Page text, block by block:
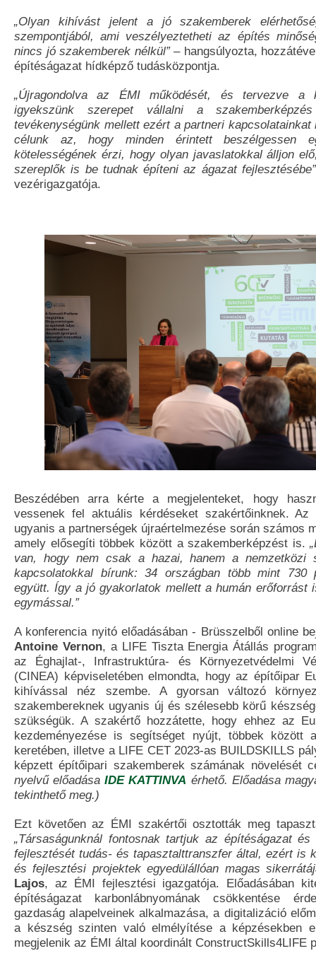
„Olyan kihívást jelent a jó szakemberek
szempontjából, ami veszélyeztetheti az építés
nincs jó szakemberek nélkül”– hangsúlyozta,
építéságazat hídképző tudásközpontja.
„Újragondolva az ÉMI működését, és tervezve a
igyekszünk szerepet vállalni a
tevékenységünk mellett ezért a partneri
célunk az, hogy minden érintett beszélgessen
kötelességének érzi, hogy olyan javaslatokkal álljon
szereplők is be tudnak építeni az ágazat fejlesztésébe”
vezérigazgatója.
Beszédében arra kérte a megjelenteket, hogy
vessenek fel aktuális kérdéseket szakértőinknek. Az
ugyanis a partnerségek újraértelmezése során számos
amely elősegíti többek között a szakemberképzést is.
van, hogy nem csak a hazai, hanem a nemzetközi
kapcsolatokkal bírunk: 34 országban több mint 730
együtt. Így a jó gyakorlatok mellett a humán erőforrást
egymással.”
A konferencia nyitó előadásában - Brüsszelből online
Antoine Vernon, a LIFE Tiszta Energia Átállás
az Éghajlat-, Infrastruktúra- és Környezetvédelmi
(CINEA) képviseletében elmondta, hogy az építőipar
kihívással néz szembe. A gyorsan változó
szakembereknek ugyanis új és szélesebb körű
szükségük. A szakértő hozzátette, hogy ehhez az
kezdeményezése is segítséget nyújt, többek között
keretében, illetve a LIFE CET 2023-as BUILDSKILLS
képzett építőipari szakemberek számának növelését
nyelvű előadásaIDE KATTINVA érhető. Előadása
tekinthető meg.)
Ezt követően az ÉMI szakértői osztották meg
„Társaságunknál fontosnak tartjuk az építéságazat
fejlesztését tudás- és tapasztalttranszfer által, ezért is
és fejlesztési projektek egyedülállóan magas
Lajos, az ÉMI fejlesztési igazgatója. Előadásában
építéságazat karbonlábnyomának csökkentése
gazdaság alapelveinek alkalmazása, a digitalizáció
a készség szinten való elmélyítése a képzésekben
megjelenik az ÉMI által koordinált ConstructSkills4LIFE